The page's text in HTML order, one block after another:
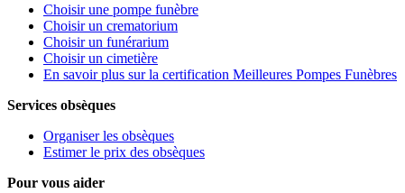
Choisir une pompe funèbre
Choisir un crematorium
Choisir un funérarium
Choisir un cimetière
En savoir plus sur la certification Meilleures Pompes Funèbres
Services obsèques
Organiser les obsèques
Estimer le prix des obsèques
Pour vous aider